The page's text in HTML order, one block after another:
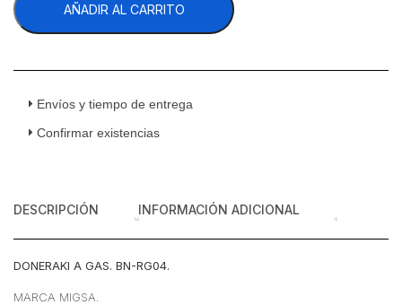
Doneraki
a
Acero
cantidad
AÑADIR AL CARRITO
Envíos y tiempo de entrega
Confirmar existencias
DESCRIPCIÓN INFORMACIÓN ADICIONAL
DONERAKI A GAS. BN-RG04.
MARCA MIGSA.